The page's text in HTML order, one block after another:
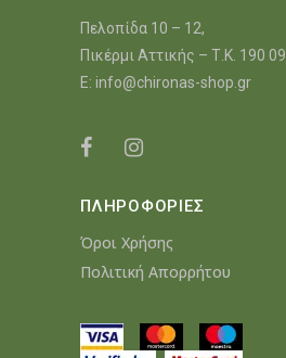
Πελοπίδα 10 – 12,
Πικέρμι Αττικής – Τ.Κ. 190 09
E: info@chironas-shop.gr
ΠΛΗΡΟΦΟΡΙΕΣ
Όροι Χρήσης
Πολιτική Απορρήτου